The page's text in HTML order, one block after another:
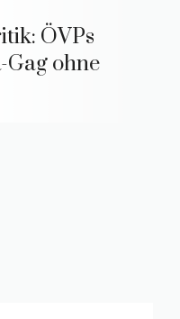
ÖVPs
Gag ohne